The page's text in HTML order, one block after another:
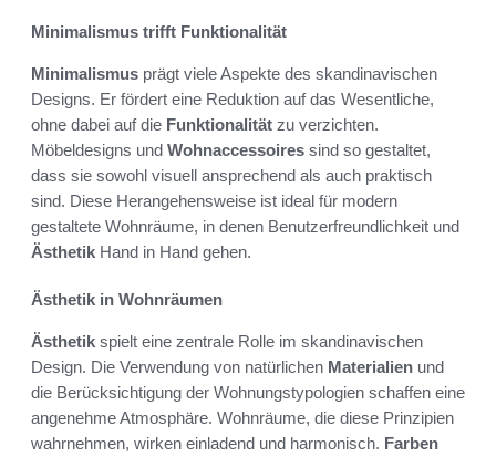
Minimalismus trifft Funktionalität
Minimalismus prägt viele Aspekte des skandinavischen
Designs. Er fördert eine Reduktion auf das Wesentliche,
ohne dabei auf die Funktionalität zu verzichten.
Möbeldesigns und Wohnaccessoires sind so gestaltet,
dass sie sowohl visuell ansprechend als auch praktisch
sind. Diese Herangehensweise ist ideal für modern
gestaltete Wohnräume, in denen Benutzerfreundlichkeit und
Ästhetik Hand in Hand gehen.
Ästhetik in Wohnräumen
Ästhetik spielt eine zentrale Rolle im skandinavischen
Design. Die Verwendung von natürlichen Materialien und
die Berücksichtigung der Wohnungstypologien schaffen eine
angenehme Atmosphäre. Wohnräume, die diese Prinzipien
wahrnehmen, wirken einladend und harmonisch. Farben